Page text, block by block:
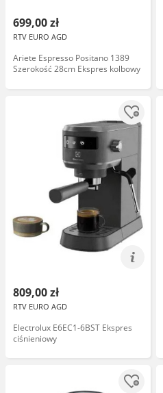
699,00 zł
RTV EURO AGD
Ariete Espresso Positano 1389
Szerokość 28cm Ekspres kolbowy
809,00 zł
RTV EURO AGD
Electrolux E6EC1-6BST Ekspres
ciśnieniowy